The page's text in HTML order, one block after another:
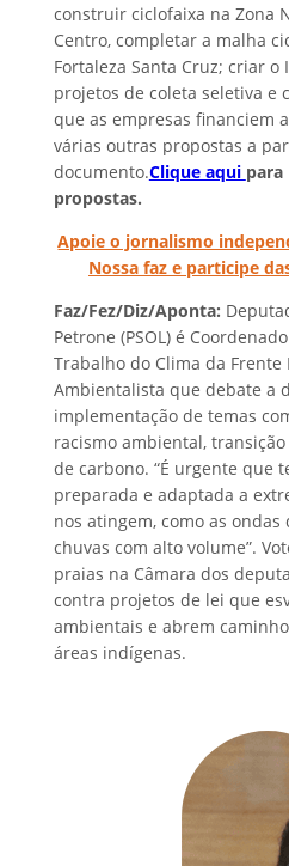
construir ciclofaixa na Zona
Centro, completar a malha
Fortaleza Santa Cruz; criar o
projetos de coleta seletiva e
que as empresas financiem
várias outras propostas a
documento.Clique aqui para
propostas.
Apoie o jornalismo
Nossa faz e participe
Faz/Fez/Diz/Aponta:
Petrone (PSOL) é
Trabalho do Clima da Frente
Ambientalista que debate a
implementação de temas
racismo ambiental,
de carbono. “É urgente que
preparada e adaptada a
nos atingem, como as ondas
chuvas com alto volume”.
praias na Câmara dos
contra projetos de lei que
ambientais e abrem
áreas indígenas.